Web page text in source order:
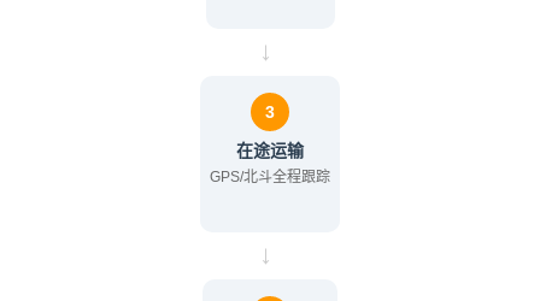
→
3
在途运输
GPS/北斗全程跟踪
→